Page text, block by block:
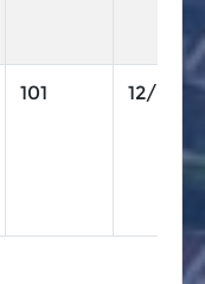
101 12/05/